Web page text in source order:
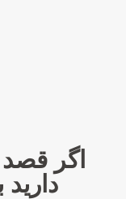
اگر قصد